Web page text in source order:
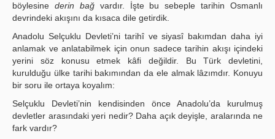
böylesine derin bağvardır. İşte bu sebeple tarihin Osmanlı
devrindeki akışını da kısaca dile getirdik.
Anadolu Selçuklu Devleti’ni tarihî ve siyasî bakımdan daha iyi
anlamak ve anlatabilmek için onun sadece tarihin akışı içindeki
yerini söz konusu etmek kâfi değildir. Bu Türk devletini,
kurulduğu ülke tarihi bakımından da ele almak lâzımdır. Konuyu
bir soru ile ortaya koyalım:
Selçuklu Devleti’nin kendisinden önce Anadolu’da kurulmuş
devletler arasındaki yeri nedir? Daha açık deyişle, aralarında ne
fark vardır?